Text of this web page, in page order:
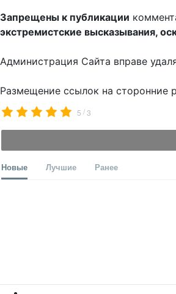
Запрещены к публикации
экстремистские высказывания,
Администрация Сайта вправе
Размещение ссылок на сторонние
5 /3
Новые Лучшие Ранее